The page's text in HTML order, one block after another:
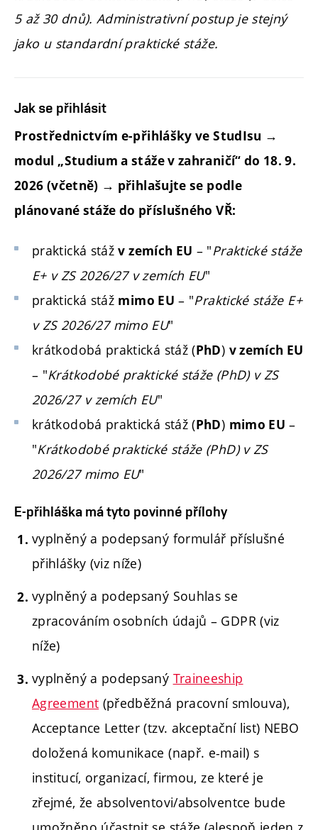
5 až 30 dnů). Administrativní postup je stejný
jako u standardní praktické stáže.
Jak se přihlásit
Prostřednictvím e-přihlášky ve StudIsu →
modul „Studium a stáže v zahraničí“ do 18. 9.
2026 (včetně) → přihlašujte se podle
plánované stáže do příslušného VŘ:
praktická stáž v zemích EU – "Praktické stáže
E+ v ZS 2026/27 v zemích EU"
praktická stáž mimo EU – "Praktické stáže E+
v ZS 2026/27 mimo EU"
krátkodobá praktická stáž (PhD) v zemích EU
– "Krátkodobé praktické stáže (PhD) v ZS
2026/27 v zemích EU"
krátkodobá praktická stáž (PhD) mimo EU –
"Krátkodobé praktické stáže (PhD) v ZS
2026/27 mimo EU"
E-přihláška má tyto povinné přílohy
vyplněný a podepsaný formulář příslušné
přihlášky (viz níže)
vyplněný a podepsaný Souhlas se
zpracováním osobních údajů – GDPR (viz
níže)
vyplněný a podepsaný Traineeship
Agreement (předběžná pracovní smlouva),
Acceptance Letter (tzv. akceptační list) NEBO
doložená komunikace (např. e-mail) s
institucí, organizací, firmou, ze které je
zřejmé, že absolventovi/absolventce bude